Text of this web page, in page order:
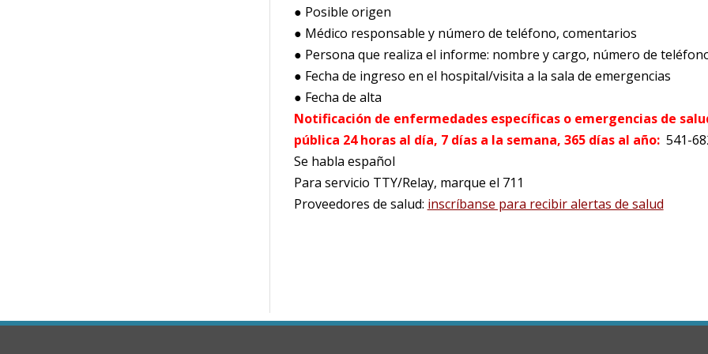
● Posible origen
● Médico responsable y número de teléfono, comentarios
● Persona que realiza el informe: nombre y cargo, número de
● Fecha de ingreso en el hospital/visita a la sala de emergencias
● Fecha de alta
Notificación de enfermedades específicas o emergencias de
pública 24 horas al día, 7 días a la semana, 365 días al año: 541-
Se habla español
Para servicio TTY/Relay, marque el 711
Proveedores de salud: inscríbanse para recibir alertas de salud